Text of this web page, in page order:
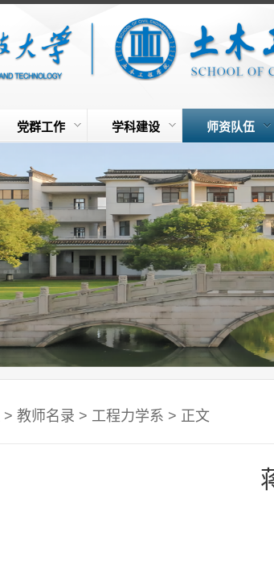
党群工作 学科建设 师资队伍
> 教师名录 > 工程力学系 > 正文